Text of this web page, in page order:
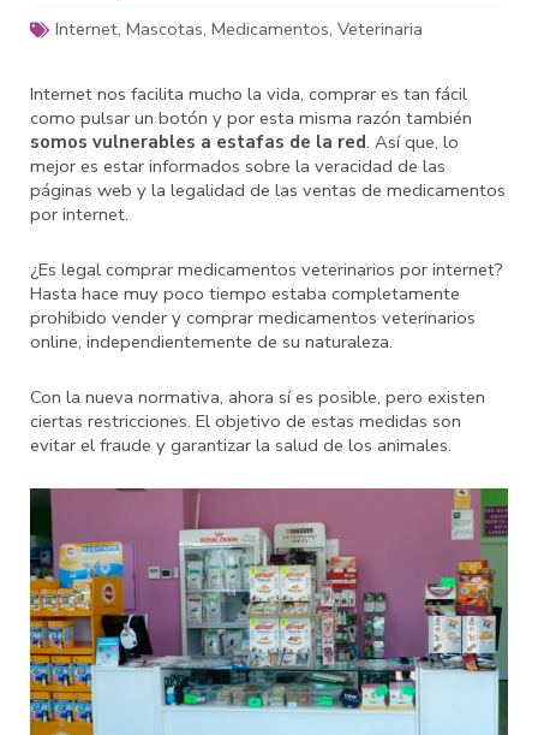
Internet, Mascotas, Medicamentos, Veterinaria
Internet nos facilita mucho la vida, comprar es tan fácil
como pulsar un botón y por esta misma razón también
somos vulnerables a estafas de la red. Así que, lo
mejor es estar informados sobre la veracidad de las
páginas web y la legalidad de las ventas de medicamentos
por internet.
¿Es legal comprar medicamentos veterinarios por internet?
Hasta hace muy poco tiempo estaba completamente
prohibido vender y comprar medicamentos veterinarios
online, independientemente de su naturaleza.
Con la nueva normativa, ahora sí es posible, pero existen
ciertas restricciones. El objetivo de estas medidas son
evitar el fraude y garantizar la salud de los animales.